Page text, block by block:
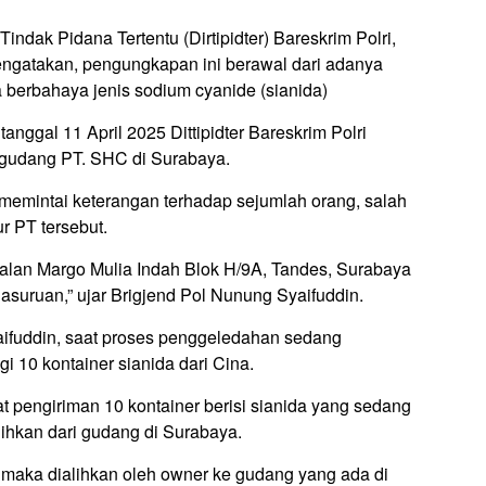
Pidana Tertentu (Dirtipidter) Bareskrim Polri,
pengungkapan ini berawal dari adanya
jenis sodium cyanide (sianida)
11 April 2025 Dittipidter Bareskrim Polri
PT. SHC di Surabaya.
keterangan terhadap sejumlah orang, salah
PT tersebut.
Margo Mulia Indah Blok H/9A, Tandes, Surabaya
ujar Brigjend Pol Nunung Syaifuddin.
saat proses penggeledahan sedang
10 kontainer sianida dari Cina.
pengiriman 10 kontainer berisi sianida yang sedang
dari gudang di Surabaya.
dialihkan oleh owner ke gudang yang ada di